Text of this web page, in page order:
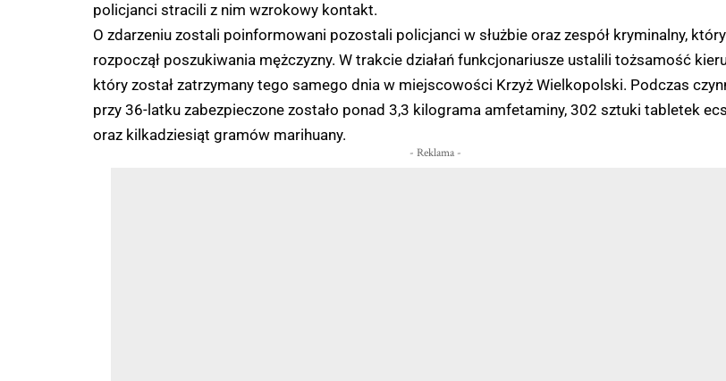
policjanci stracili z nim wzrokowy kontakt.
O zdarzeniu zostali poinformowani pozostali policjanci w służbie oraz zespół kryminalny, który
rozpoczął poszukiwania mężczyzny. W trakcie działań funkcjonariusze ustalili tożsamość
który został zatrzymany tego samego dnia w miejscowości Krzyż Wielkopolski. Podczas
przy 36-latku zabezpieczone zostało ponad 3,3 kilograma amfetaminy, 302 sztuki tabletek
oraz kilkadziesiąt gramów marihuany.
- Reklama -